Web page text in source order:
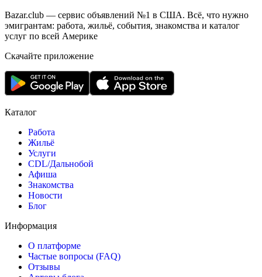
Bazar.club — сервис объявлений №1 в США. Всё, что нужно
эмигрантам: работа, жильё, события, знакомства и каталог
услуг по всей Америке
Скачайте приложение
Каталог
Работа
Жильё
Услуги
CDL/Дальнобой
Афиша
Знакомства
Новости
Блог
Информация
О платформе
Частые вопросы (FAQ)
Отзывы